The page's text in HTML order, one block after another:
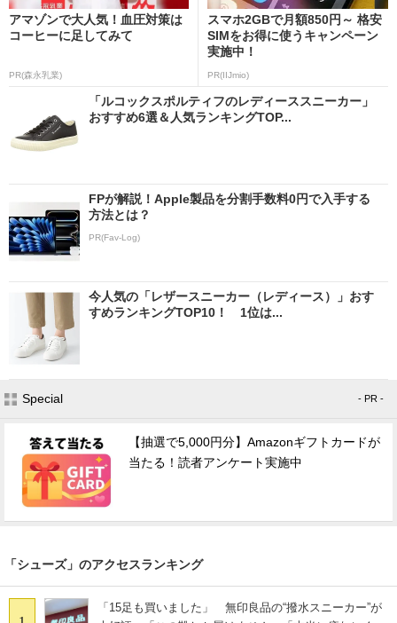
アマゾンで大人気！血圧対策は
コーヒーに足してみて
PR(森永乳業)
スマホ2GBで月額850円～ 格安
SIMをお得に使うキャンペーン
実施中！
PR(IIJmio)
「ルコックスポルティフのレディーススニーカー」
おすすめ6選＆人気ランキングTOP...
FPが解説！Apple製品を分割手数料0円で入手する
方法とは？
PR(Fav-Log)
今人気の「レザースニーカー（レディース）」おす
すめランキングTOP10！ 1位は...
Special - PR -
【抽選で5,000円分】Amazonギフトカードが
当たる！読者アンケート実施中
「シューズ」のアクセスランキング
「15足も買いました」 無印良品の“撥水スニーカー”が